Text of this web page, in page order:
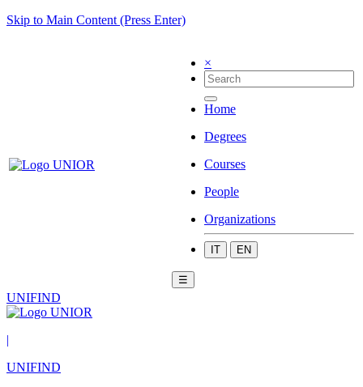
Skip to Main Content (Press Enter)
×
Home
Degrees
Courses
People
Organizations
IT EN
☰
UNIFIND
|
UNIFIND